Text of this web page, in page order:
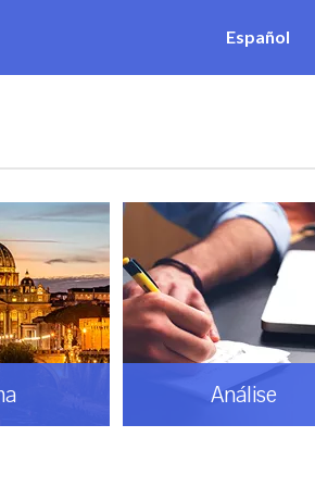
Español
Análise